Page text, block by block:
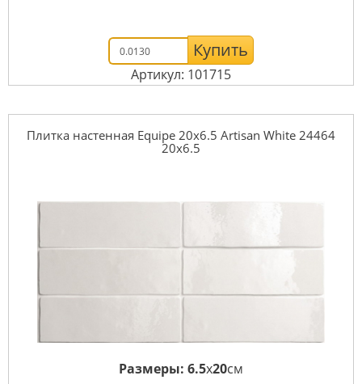
Купить
Артикул: 101715
Плитка настенная Equipe 20x6.5 Artisan White 24464
20x6.5
Размеры: 6.5x20см